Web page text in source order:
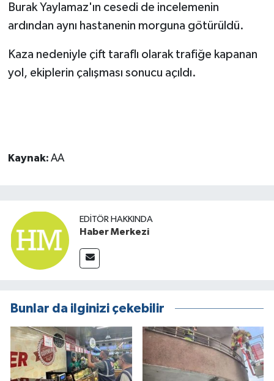
Burak Yaylamaz'ın cesedi de incelemenin
ardından aynı hastanenin morguna götürüldü.
Kaza nedeniyle çift taraflı olarak trafiğe kapanan
yol, ekiplerin çalışması sonucu açıldı.
Kaynak: AA
EDITÖR HAKKINDA
Haber Merkezi
Bunlar da ilginizi çekebilir